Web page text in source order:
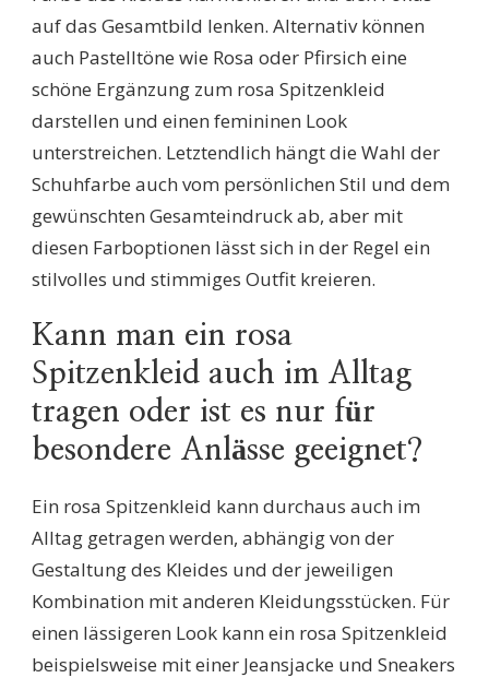
auf das Gesamtbild lenken. Alternativ können
auch Pastelltöne wie Rosa oder Pfirsich eine
schöne Ergänzung zum rosa Spitzenkleid
darstellen und einen femininen Look
unterstreichen. Letztendlich hängt die Wahl der
Schuhfarbe auch vom persönlichen Stil und dem
gewünschten Gesamteindruck ab, aber mit
diesen Farboptionen lässt sich in der Regel ein
stilvolles und stimmiges Outfit kreieren.
Kann man ein rosa
Spitzenkleid auch im Alltag
tragen oder ist es nur für
besondere Anlässe geeignet?
Ein rosa Spitzenkleid kann durchaus auch im
Alltag getragen werden, abhängig von der
Gestaltung des Kleides und der jeweiligen
Kombination mit anderen Kleidungsstücken. Für
einen lässigeren Look kann ein rosa Spitzenkleid
beispielsweise mit einer Jeansjacke und Sneakers